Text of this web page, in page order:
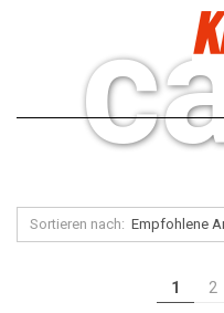
Sortieren nach:
1 2